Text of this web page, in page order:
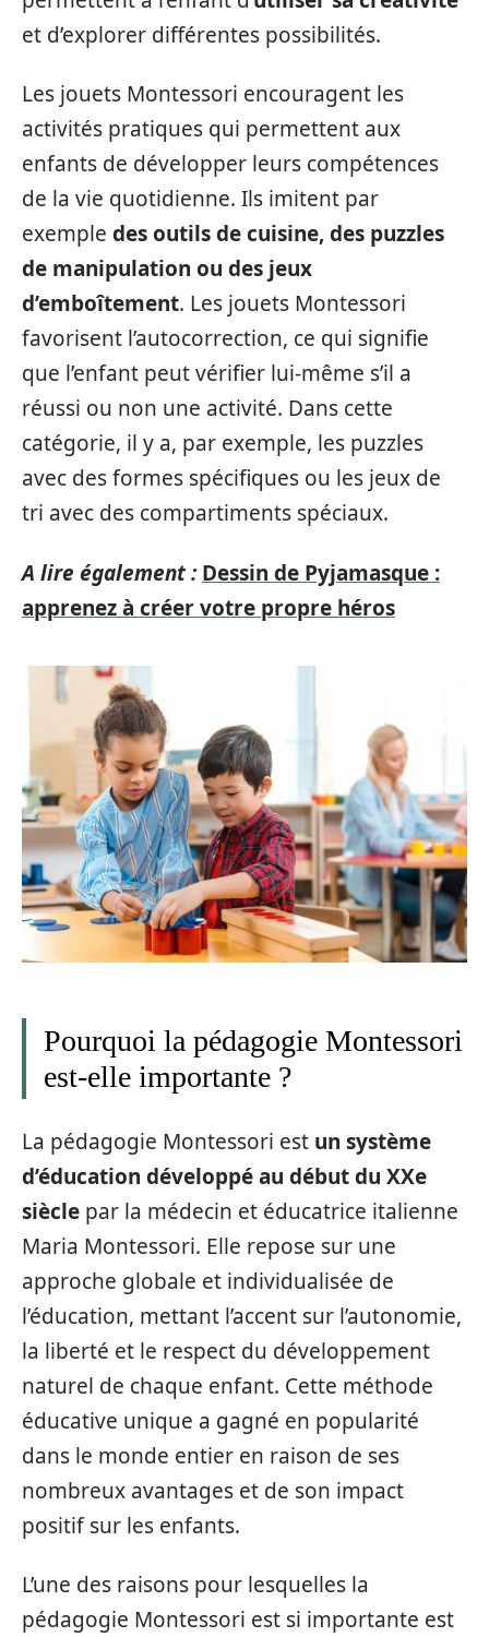
et d’explorer différentes possibilités.
Les jouets Montessori encouragent les
activités pratiques qui permettent aux
enfants de développer leurs compétences
de la vie quotidienne. Ils imitent par
exemple des outils de cuisine, des puzzles
de manipulation ou des jeux
d’emboîtement. Les jouets Montessori
favorisent l’autocorrection, ce qui signifie
que l’enfant peut vérifier lui-même s’il a
réussi ou non une activité. Dans cette
catégorie, il y a, par exemple, les puzzles
avec des formes spécifiques ou les jeux de
tri avec des compartiments spéciaux.
A lire également : Dessin de Pyjamasque :
apprenez à créer votre propre héros
Pourquoi la pédagogie Montessori
est-elle importante ?
La pédagogie Montessori est un système
d’éducation développé au début du XXe
siècle par la médecin et éducatrice italienne
Maria Montessori. Elle repose sur une
approche globale et individualisée de
l’éducation, mettant l’accent sur l’autonomie,
la liberté et le respect du développement
naturel de chaque enfant. Cette méthode
éducative unique a gagné en popularité
dans le monde entier en raison de ses
nombreux avantages et de son impact
positif sur les enfants.
L’une des raisons pour lesquelles la
pédagogie Montessori est si importante est